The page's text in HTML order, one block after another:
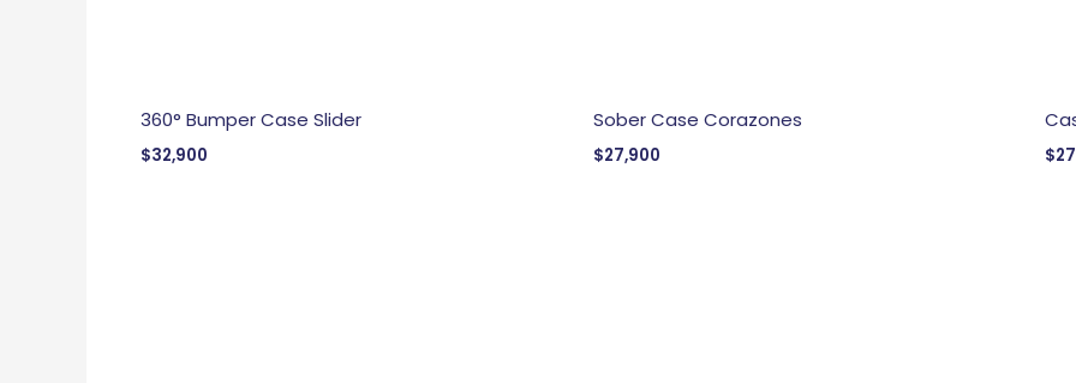
360° Bumper Case Slider
$32,900
Sober Case Corazones
$27,900 $